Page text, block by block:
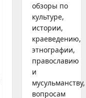
обзоры по
культуре,
истории,
краеведению,
этнографии,
православию
и
мусульманству,
вопросам